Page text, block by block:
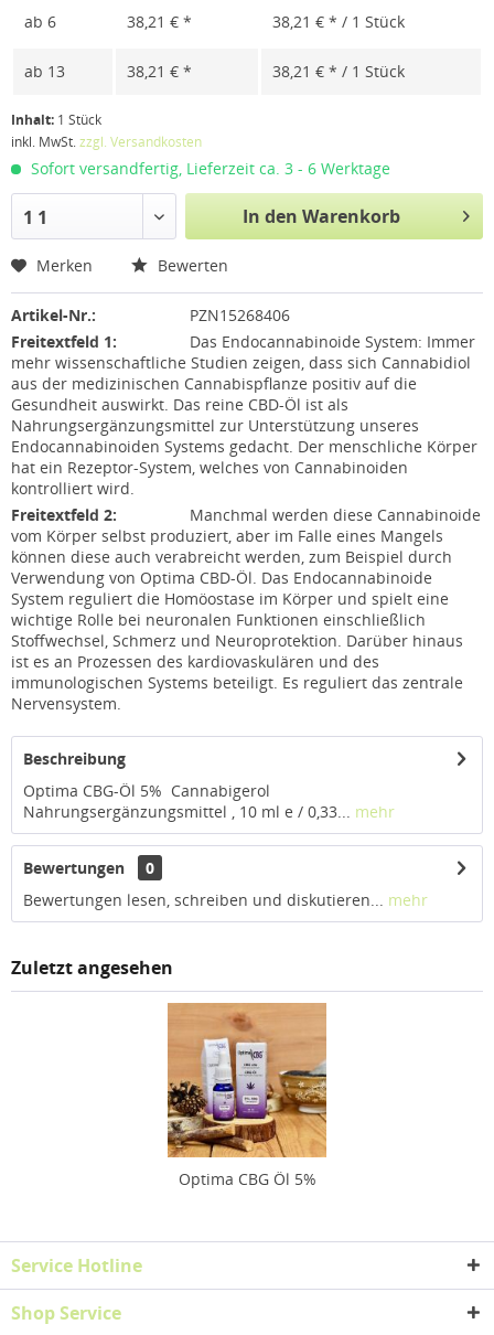
ab 6 38,21 € * 38,21 € * / 1 Stück
ab 13 38,21 € * 38,21 € * / 1 Stück
Inhalt: 1 Stück
inkl. MwSt.zzgl. Versandkosten
Sofort versandfertig, Lieferzeit ca. 3 - 6 Werktage
1 1 In den Warenkorb
Merken Bewerten
Artikel-Nr.:
PZN15268406
Freitextfeld 1:
Das Endocannabinoide System: Immer
mehr wissenschaftliche Studien zeigen, dass sich Cannabidiol
aus der medizinischen Cannabispflanze positiv auf die
Gesundheit auswirkt. Das reine CBD-Öl ist als
Nahrungsergänzungsmittel zur Unterstützung unseres
Endocannabinoiden Systems gedacht. Der menschliche Körper
hat ein Rezeptor-System, welches von Cannabinoiden
kontrolliert wird.
Freitextfeld 2:
Manchmal werden diese Cannabinoide
vom Körper selbst produziert, aber im Falle eines Mangels
können diese auch verabreicht werden, zum Beispiel durch
Verwendung von Optima CBD-Öl. Das Endocannabinoide
System reguliert die Homöostase im Körper und spielt eine
wichtige Rolle bei neuronalen Funktionen einschließlich
Stoffwechsel, Schmerz und Neuroprotektion. Darüber hinaus
ist es an Prozessen des kardiovaskulären und des
immunologischen Systems beteiligt. Es reguliert das zentrale
Nervensystem.
Beschreibung
Optima CBG-Öl 5% Cannabigerol
Nahrungsergänzungsmittel , 10 ml e / 0,33... mehr
Bewertungen
0
Bewertungen lesen, schreiben und diskutieren... mehr
Zuletzt angesehen
Optima CBG Öl 5%
Service Hotline
Shop Service